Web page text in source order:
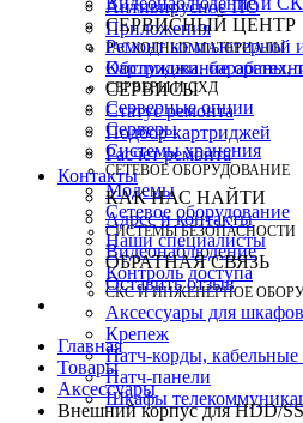
Антивирусное ПО
Приложения
РАСХОДНЫЕ МАТЕРИАЛЫ
Картриджи, барабаны,
СЕРВЕРЫ И СХД
Серверные опции
Серверы
Системы хранения
СЕТЕВОЕ ОБОРУДОВАНИЕ
Модемы
Сетевое оборудование
СИСТЕМЫ БЕЗОПАСНОСТИ
Видеонаблюдение
Контроль доступа
СКС И ИНЖЕНЕРНОЕ
Аксессуары для
Крепеж
Патч-корды, кабельные
Патч-панели
Шкафы
СЕРВИСНЫЙ ЦЕНТР
Ремонт компьютерной
Обслуживание
СЕРВИСЫ
Статус ремонта
Подбор картриджей
Расчет ремонта
Контакты
КАК НАС НАЙТИ
Адрес и контакты
Наши специалисты
ОБРАТНАЯ СВЯЗЬ
Оставить отзыв
Главная
Товары
Аксессуары
Внешний корпус для HDD/